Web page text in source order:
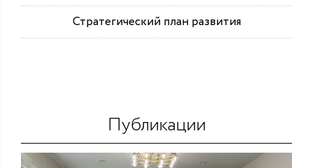
Стратегический план развития
Публикации